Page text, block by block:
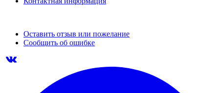
Оставить отзыв или пожелание
Сообщить об ошибке